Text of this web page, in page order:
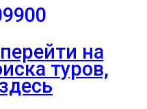
на
туров,